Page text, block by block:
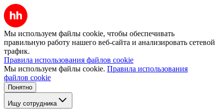
Мы используем файлы cookie, чтобы обеспечивать
правильную работу нашего веб-сайта и анализировать сетевой
трафик.
Правила использования файлов cookie
Мы используем файлы cookie. Правила использования
файлов cookie
Понятно
Ищу сотрудника